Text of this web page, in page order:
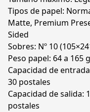
Tipos de papel:
Matte, Premium
Sided
Sobres: Nº 10
Peso papel: 64 a 165
Capacidad de
30 postales
Capacidad de salida:
postales